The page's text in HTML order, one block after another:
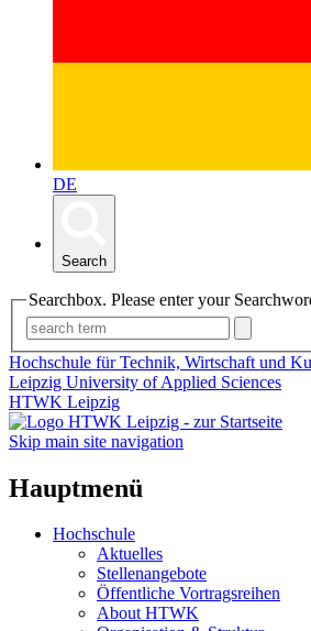
DE
Search
Searchbox. Please enter your
Hochschule für Technik, Wirtschaft und
Leipzig University of Applied Sciences
HTWK Leipzig
Skip main site navigation
Hauptmenü
Hochschule
Aktuelles
Stellenangebote
Öffentliche Vortragsreihen
About HTWK